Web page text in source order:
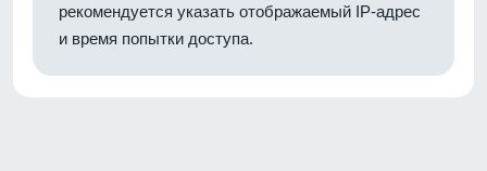
рекомендуется указать отображаемый IP-адрес
и время попытки доступа.